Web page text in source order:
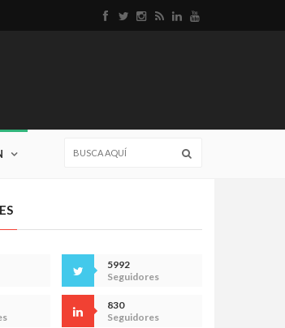
5992
Seguidores
830
Seguidores